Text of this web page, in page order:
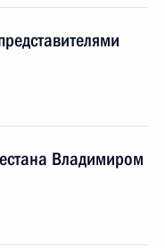
Владимиром